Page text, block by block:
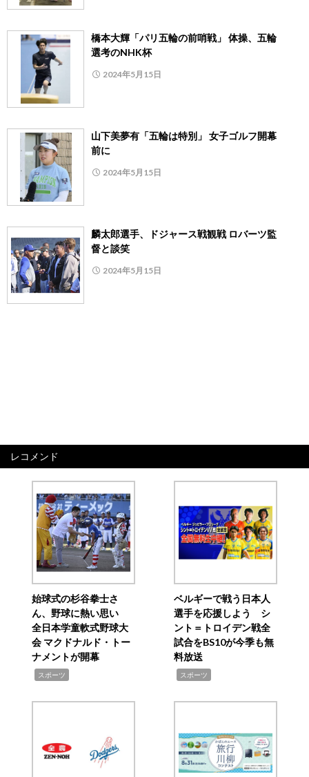
橋本大輝「パリ五輪の前哨戦」 体操、五輪
選考のNHK杯
2024年5月15日
山下美夢有「五輪は特別」 女子ゴルフ開幕
前に
2024年5月15日
麟太郎選手、ドジャース戦観戦 ロバーツ監
督と談笑
2024年5月15日
レコメンド
始球式の杉谷拳士さ
ん、野球に熱い思い
全日本学童軟式野球大
会 マクドナルド・トー
ナメントが開幕
スポーツ
ベルギーで戦う日本人
選手を応援しよう シ
ント＝トロイデン戦全
試合をBS10が今季も無
料放送
スポーツ